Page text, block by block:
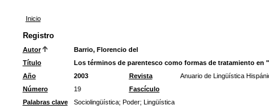
Inicio
Registro
Autor
Barrio, Florencio del
Título
Los términos de parentesco como formas de tratamiento en
Año
2003 Revista
Anuario de Lingüística
Número
19
Fascículo
Palabras clave
Sociolingüística; Poder; Lingüística